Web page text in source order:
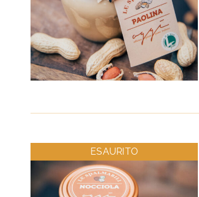
ESAURITO